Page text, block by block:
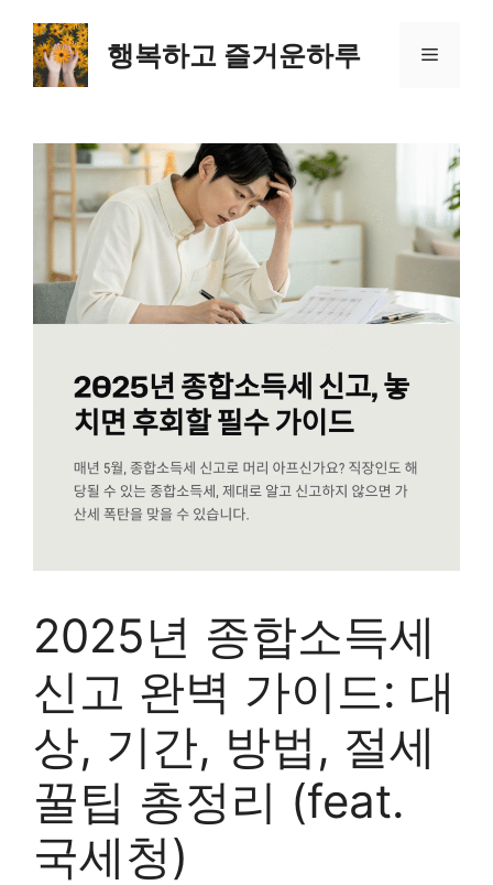
행복하고 즐거운하루 메
2025년 종합소득세
신고 완벽 가이드: 대
상, 기간, 방법, 절세
꿀팁 총정리 (feat.
국세청)